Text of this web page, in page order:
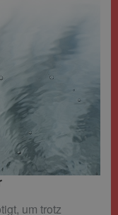
um trotz